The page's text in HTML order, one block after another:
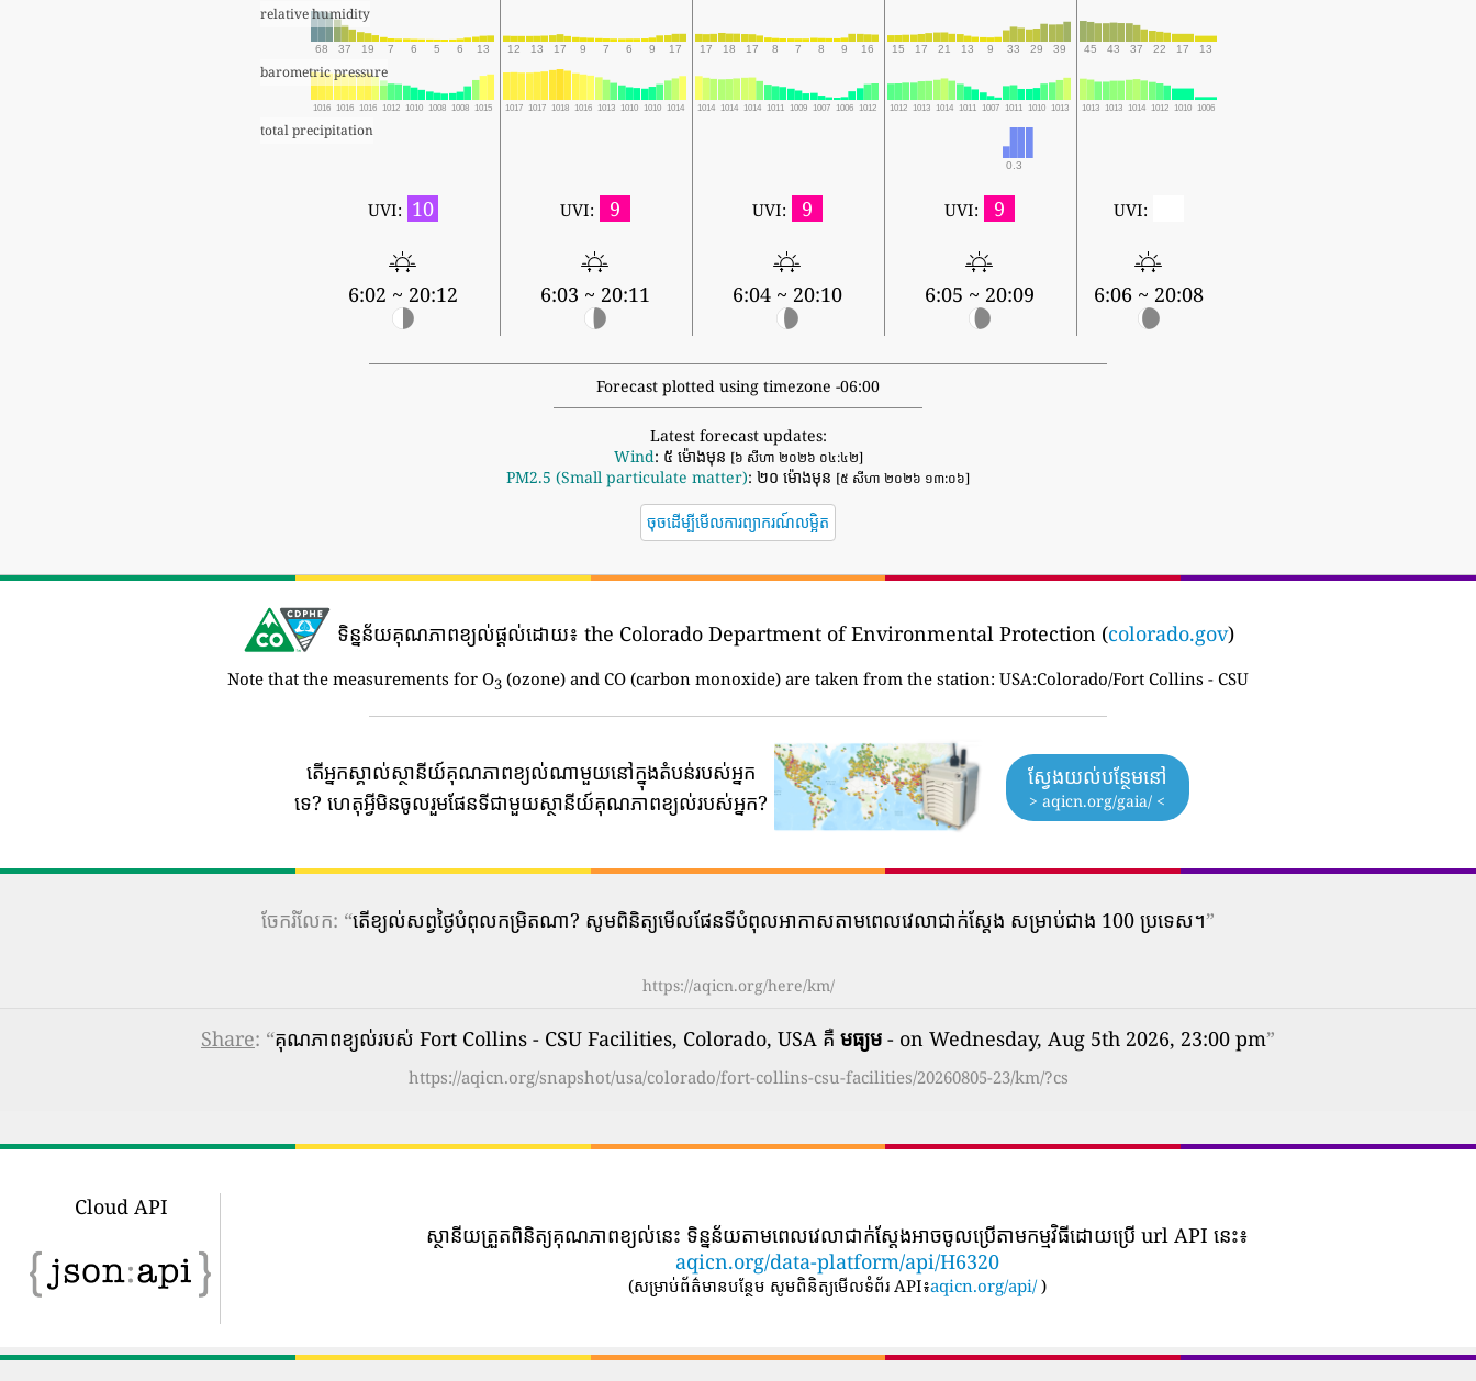
relative humidity
68 37 19 7 6 5 6 13 12 13 17 9 7 6 9 17 17 18 17 8 7 8 9 16 15 17 21 13 9 33 29 39 45 43 37 22 17 13
barometric pressure
1016 1016 1016 1012 1010 1008 1008 1015 1017 1017 1018 1016 1013 1010 1010 1014 1014 1014 1014 1011 1009 1007 1006 1012 1012 1013 1014 1011 1007 1011 1010 1013 1013 1013 1014 1012 1010 1006
total precipitation
0.3
UVI: 10
6:02 ~ 20:12
UVI: 9
6:03 ~ 20:11
UVI: 9
6:04 ~ 20:10
UVI: 9
6:05 ~ 20:09
UVI:
6:06 ~ 20:08
Forecast plotted using timezone -06:00
Latest forecast updates:
Wind: ៥ ម៉ោងមុន [៦ សីហា ២០២៦ ០៤:៤២]
PM2.5 (Small particulate matter): ២០ ម៉ោងមុន [៥ សីហា ២០២៦ ១៣:០៦]
ចុចដើម្បីមើលការព្យាករណ៍លម្អិត
ទិន្នន័យគុណភាពខ្យល់ផ្តល់ដោយ៖ the Colorado Department of Environmental Protection (colorado.gov)
Note that the measurements for O3 (ozone) and CO (carbon monoxide) are taken from the station: USA:Colorado/Fort Collins - CSU
តើអ្នកស្គាល់ស្ថានីយ៍គុណភាពខ្យល់ណាមួយនៅក្នុងតំបន់របស់អ្នក
ទេ? ហេតុអ្វីមិនចូលរួមផែនទីជាមួយស្ថានីយ៍គុណភាពខ្យល់របស់អ្នក?
ស្វែងយល់បន្ថែមនៅ
> aqicn.org/gaia/ <
ចែករំលែក: “តើ​ខ្យល់​សព្វថ្ងៃ​បំពុល​កម្រិត​ណា? សូមពិនិត្យមើលផែនទីបំពុលអាកាសតាមពេលវេលាជាក់ស្តែង សម្រាប់ជាង 100 ប្រទេស។”
https://aqicn.org/here/km/
Share: “គុណភាពខ្យល់របស់ Fort Collins - CSU Facilities, Colorado, USA គឺ មធ្យម - on Wednesday, Aug 5th 2026, 23:00 pm”
https://aqicn.org/snapshot/usa/colorado/fort-collins-csu-facilities/20260805-23/km/?cs
Cloud API
ស្ថានីយត្រួតពិនិត្យគុណភាពខ្យល់នេះ ទិន្នន័យតាមពេលវេលាជាក់ស្តែងអាចចូលប្រើតាមកម្មវិធីដោយប្រើ url API នេះ៖
aqicn.org/data-platform/api/H6320
(សម្រាប់ព័ត៌មានបន្ថែម សូមពិនិត្យមើលទំព័រ API៖aqicn.org/api/ )